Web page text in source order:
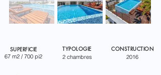
CONSTRUCTION
TYPOLOGIE
2 chambres
SUPERFICIE
67 m2 / 700 pi2 2016